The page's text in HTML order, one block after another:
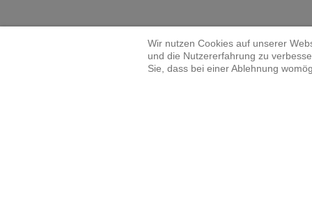
Wir nutzen Cookies auf unserer
und die Nutzererfahrung zu
Sie, dass bei einer Ablehnung